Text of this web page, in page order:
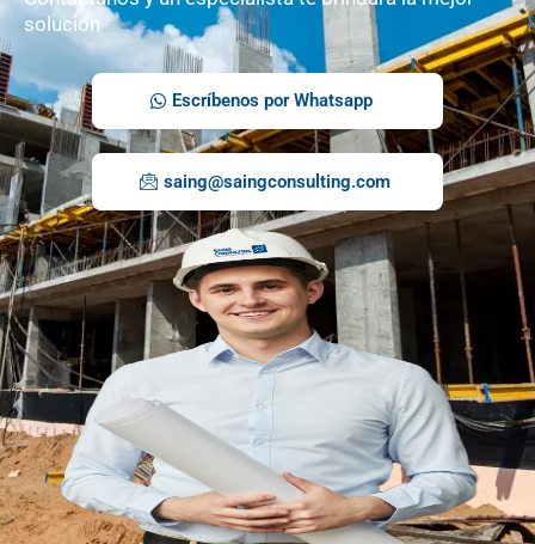
solución
Escríbenos por Whatsapp
saing@saingconsulting.com